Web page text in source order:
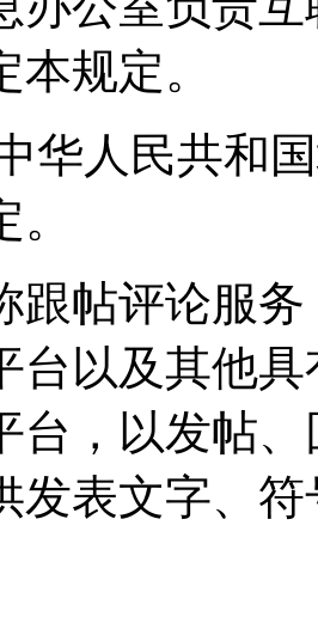
规定。
华人民共和
跟帖评论服
台以及其他
台，以发帖
发表文字、